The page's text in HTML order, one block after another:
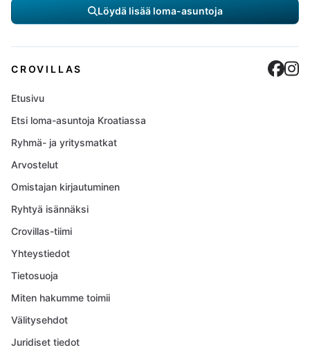
Löydä lisää loma-asuntoja
CROVILLAS
Etusivu
Etsi loma-asuntoja Kroatiassa
Ryhmä- ja yritysmatkat
Arvostelut
Omistajan kirjautuminen
Ryhtyä isännäksi
Crovillas-tiimi
Yhteystiedot
Tietosuoja
Miten hakumme toimii
Välitysehdot
Juridiset tiedot